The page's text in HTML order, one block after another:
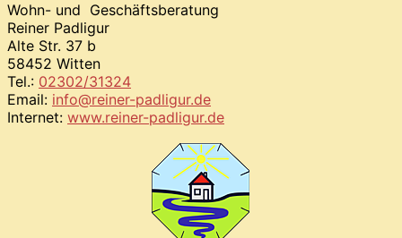
Wohn- und Geschäftsberatung
Reiner Padligur
Alte Str. 37 b
58452 Witten
Tel.: 02302/31324
Email: info@reiner-padligur.de
Internet: www.reiner-padligur.de